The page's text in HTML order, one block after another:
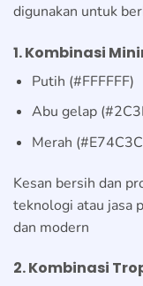
digunakan untuk
1. Kombinasi
Putih (#FFFFFF)
Abu gelap
Merah
Kesan bersih dan
teknologi atau jasa
dan modern
2. Kombinasi